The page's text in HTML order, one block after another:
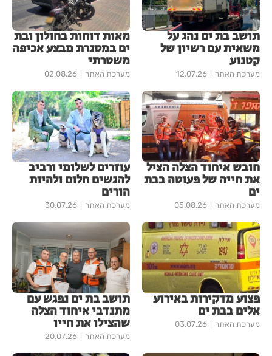
תושב בת ים נהג על
משאית עם רשיון של
קטנוע
מערכת האתר 12.07.26
מאות דוחות בחולון ובת
ים במסגרת מבצע אכיפה
משטרתי
מערכת האתר 02.08.26
חובש איחוד הצלה הציל
את חייה של פעוטה בבת
ים
מערכת האתר 05.08.26
עוזרים לשלומי ורביב
להגשים חלום ולהיות
הורים
מערכת האתר 30.07.26
פצוע מדקירות באירוע
אלים בבת ים
מערכת האתר 03.07.26
תושב בת ים נפגש עם
מתנדבי איחוד הצלה
שהצילו את חייו
מערכת האתר 20.07.26